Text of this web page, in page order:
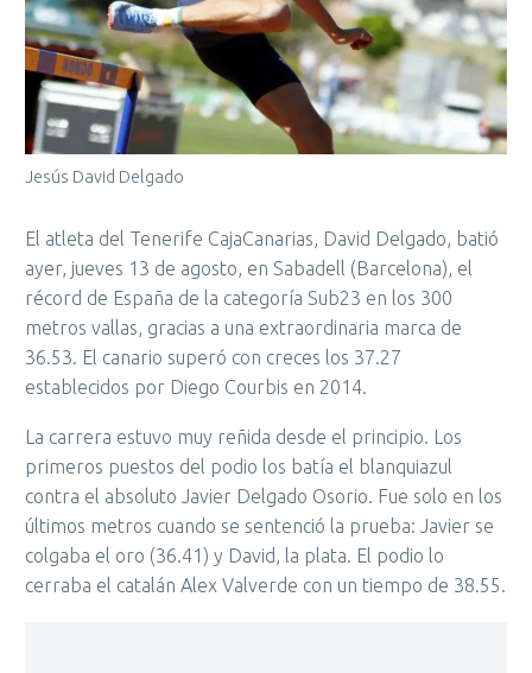
Jesús David Delgado
El atleta del Tenerife CajaCanarias, David Delgado, batió
ayer, jueves 13 de agosto, en Sabadell (Barcelona), el
récord de España de la categoría Sub23 en los 300
metros vallas, gracias a una extraordinaria marca de
36.53. El canario superó con creces los 37.27
establecidos por Diego Courbis en 2014.
La carrera estuvo muy reñida desde el principio. Los
primeros puestos del podio los batía el blanquiazul
contra el absoluto Javier Delgado Osorio. Fue solo en los
últimos metros cuando se sentenció la prueba: Javier se
colgaba el oro (36.41) y David, la plata. El podio lo
cerraba el catalán Alex Valverde con un tiempo de 38.55.